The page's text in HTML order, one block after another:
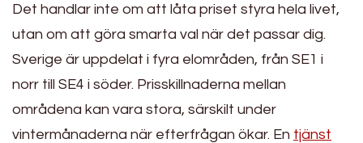
Det handlar inte om att låta priset styra hela livet,
utan om att göra smarta val när det passar dig.
Sverige är uppdelat i fyra elområden, från SE1 i
norr till SE4 i söder. Prisskillnaderna mellan
områdena kan vara stora, särskilt under
vintermånaderna när efterfrågan ökar. En tjänst